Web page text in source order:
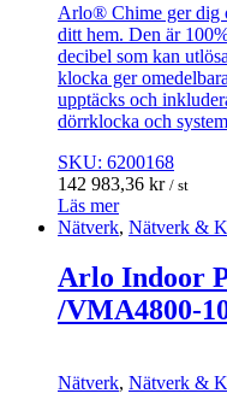
Arlo® Chime ger dig
ditt hem. Den är
decibel som kan
klocka ger
upptäcks och
dörrklocka och
SKU: 6200168
142 983,36 kr / st
Läs mer
Nätverk, Nätverk &
Arlo Indoor
/VMA4800-
Nätverk, Nätverk &